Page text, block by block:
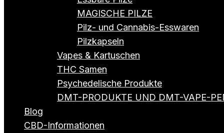
MAGISCHE PILZE
Pilz- und Cannabis-Esswaren
Pilzkapseln
Vapes & Kartuschen
THC Samen
Psychedelische Produkte
DMT-PRODUKTE UND DMT-VAPE-
Blog
CBD-Informationen